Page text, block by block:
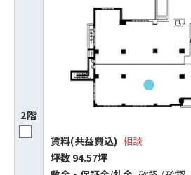
2階
賃料(共益費込) 相談
坪数 94.57坪